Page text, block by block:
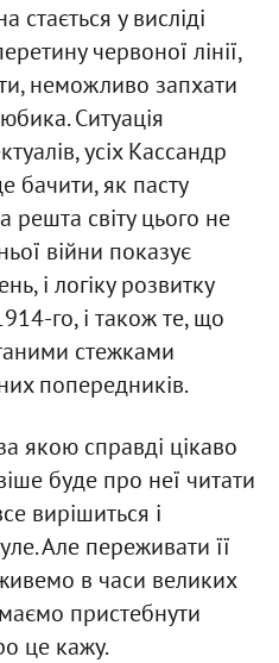
стається у висліді
червоної лінії,
неможливо запхати
Ситуація
усіх Кассандр
бачити, як пасту
решта світу цього не
війни показує
і логіку розвитку
го, і також те, що
стежками
попередників.
якою справді цікаво
буде про неї читати
вирішиться і
Але переживати її
в часи великих
пристебнути
це кажу.